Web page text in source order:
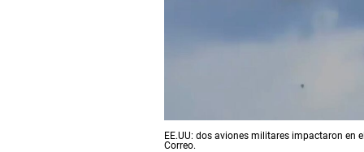
EE.UU: dos aviones militares impactaron en
Correo.